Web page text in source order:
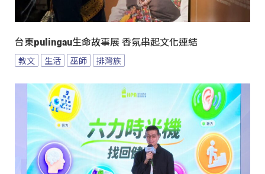
台東pulingau生命故事展 香氛串起文化連結
教文 生活 巫師 排灣族